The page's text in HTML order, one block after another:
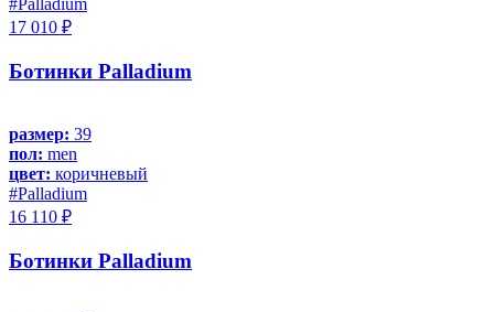
#Palladium
17 010 ₽
Ботинки Palladium
размер: 39
пол: men
цвет: коричневый
#Palladium
16 110 ₽
Ботинки Palladium